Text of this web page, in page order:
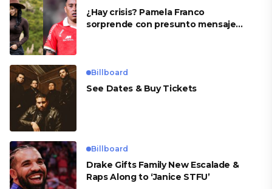
¿Hay crisis? Pamela Franco
sorprende con presunto mensaje
Billboard
See Dates & Buy Tickets
Billboard
Drake Gifts Family New Escalade &
Raps Along to ‘Janice STFU’